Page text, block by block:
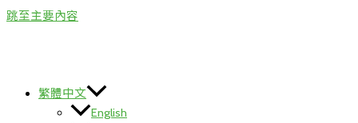
跳至主要內容
繁體中文
English